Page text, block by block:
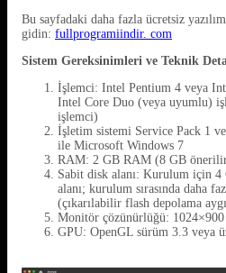
Bu sayfadaki daha fazla ücretsiz
gidin: fullprogramiindir. com
Sistem Gereksinimleri ve Teknik
İşlemci: Intel Pentium 4 veya
Intel Core Duo (veya uyumlu)
işlemci)
İşletim sistemi Service Pack 1
ile Microsoft Windows 7
RAM: 2 GB RAM (8 GB
Sabit disk alanı: Kurulum için
alanı; kurulum sırasında daha
(çıkarılabilir flash depolama
Monitör çözünürlüğü:
GPU: OpenGL sürüm 3.3 veya